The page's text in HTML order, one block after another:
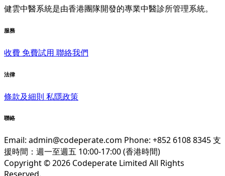
健雲中醫系統是由香港團隊開發的專業中醫診所管理系統。
服務
收費 免費試用 聯絡我們
法律
條款及細則 私隱政策
聯絡
Email: admin@codeperate.com Phone: +852 6108 8345支
援時間：週一至週五 10:00-17:00 (香港時間)
Copyright © 2026 Codeperate Limited All Rights